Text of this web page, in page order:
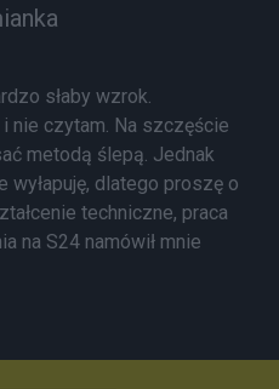
słaby wzrok.
nie czytam. Na szczęście
metodą ślepą. Jednak
wyłapuję, dlatego proszę o
techniczne, praca
na S24 namówił mnie